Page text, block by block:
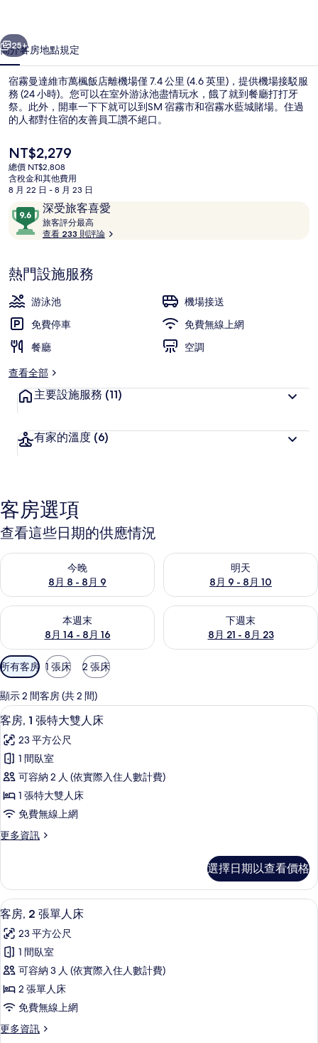
楓
飯
店
的
片
集
個 下一個
25+
簡介客房地點規定
宿霧曼達維市萬楓飯店離機場僅 7.4 公里 (4.6 英里)，提供機場接駁服
務 (24 小時)。您可以在室外游泳池盡情玩水，餓了就到餐廳打打牙
祭。此外，開車一下下就可以到SM 宿霧市和宿霧水藍城賭場。住過
的人都對住宿的友善員工讚不絕口。
目
前
的
價
是
NT$2,279
NT$2,279
總價 NT$2,808
含稅金和其他費用
8 月 22 日 - 8 月 23 日
評
論
深受旅客喜愛
9.6
分，
滿
10，
深
受
旅
客
喜
旅客評分最高
客
查看 233 則評論
熱門設施服務
游泳池
機場接送
免費停車
免費無線上網
餐廳
空調
查看全部
主要設施服務 (11)
有家的溫度 (6)
客房選項
查看這些日期的供應情況
今晚
8月 8 - 8月 9
查看今晚 (8月 8 - 8月 9) 的供應情況
明天
8月 9 - 8月 10
查看明天 (8月 9 - 8月 10) 的供
本週末
8月 14 - 8月 16
查看本週末 (8月 14 - 8月 16) 的供應情況
下週末
8月 21 - 8月 23
查看下週末 (8月 21 - 8月 23)
可
用
的
客
房
篩
選
條
所有客房 1 張床 2 張床
顯示 2 間客房 (共 2 間)
顯
示
客
房,
1
張
特
大
人
床
的
所
有
相
片
客房, 1 張特大雙人床 | 客房內保險箱
3
客房, 1 張特大雙人床
23 平方公尺
1 間臥室
可容納 2 人 (依實際入住人數計費)
1 張特大雙人床
免費無線上網
更多資訊
更
1
張
特
雙
人
床
的
詳
情
選擇日期以查看價格
顯
示
客
房,
2
張
單
人
客房, 2 張單人床 | 客房內保險箱、筆
2
客房, 2 張單人床
23 平方公尺
1 間臥室
可容納 3 人 (依實際入住人數計費)
2 張單人床
免費無線上網
更多資訊
更